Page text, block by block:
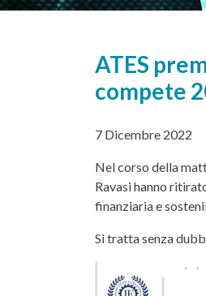
ATES
compete
7 Dicembre 2022
Nel corso della
Ravasi hanno
finanziaria e
Si tratta senza